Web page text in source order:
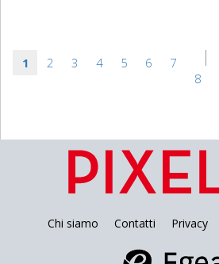
1 2 3 4 5 6
7
8
Chi siamo Contatti Privacy